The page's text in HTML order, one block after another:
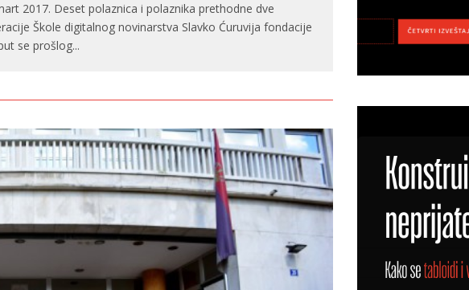
2017. Deset polaznica i polaznika prethodne dve
Škole digitalnog novinarstva Slavko Ćuruvija fondacije
se prošlog...